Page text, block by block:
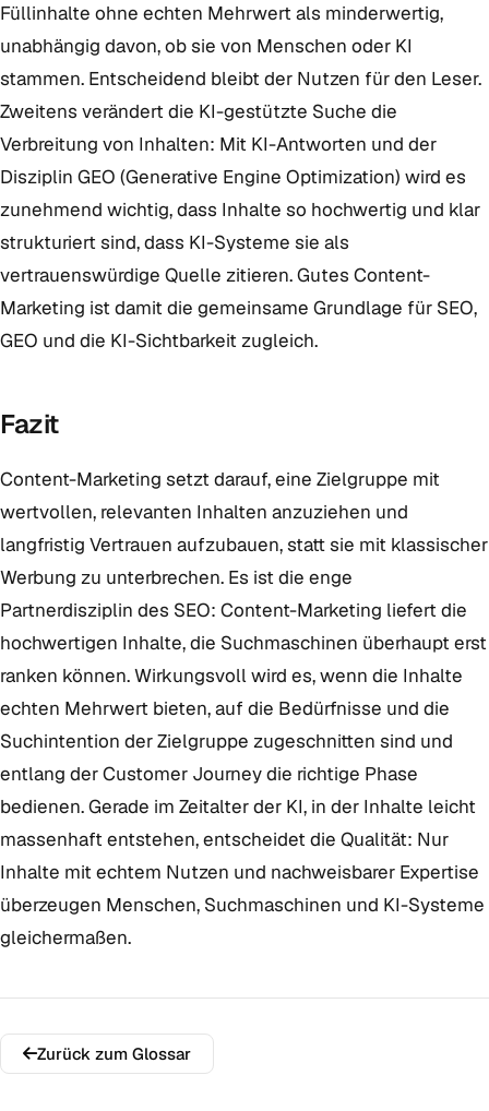
Füllinhalte ohne echten Mehrwert als minderwertig,
unabhängig davon, ob sie von Menschen oder KI
stammen. Entscheidend bleibt der Nutzen für den Leser.
Zweitens verändert die KI-gestützte Suche die
Verbreitung von Inhalten: Mit KI-Antworten und der
Disziplin GEO (Generative Engine Optimization) wird es
zunehmend wichtig, dass Inhalte so hochwertig und klar
strukturiert sind, dass KI-Systeme sie als
vertrauenswürdige Quelle zitieren. Gutes Content-
Marketing ist damit die gemeinsame Grundlage für SEO,
GEO und die KI-Sichtbarkeit zugleich.
Fazit
Content-Marketing setzt darauf, eine Zielgruppe mit
wertvollen, relevanten Inhalten anzuziehen und
langfristig Vertrauen aufzubauen, statt sie mit klassischer
Werbung zu unterbrechen. Es ist die enge
Partnerdisziplin des SEO: Content-Marketing liefert die
hochwertigen Inhalte, die Suchmaschinen überhaupt erst
ranken können. Wirkungsvoll wird es, wenn die Inhalte
echten Mehrwert bieten, auf die Bedürfnisse und die
Suchintention der Zielgruppe zugeschnitten sind und
entlang der Customer Journey die richtige Phase
bedienen. Gerade im Zeitalter der KI, in der Inhalte leicht
massenhaft entstehen, entscheidet die Qualität: Nur
Inhalte mit echtem Nutzen und nachweisbarer Expertise
überzeugen Menschen, Suchmaschinen und KI-Systeme
gleichermaßen.
Zurück zum Glossar